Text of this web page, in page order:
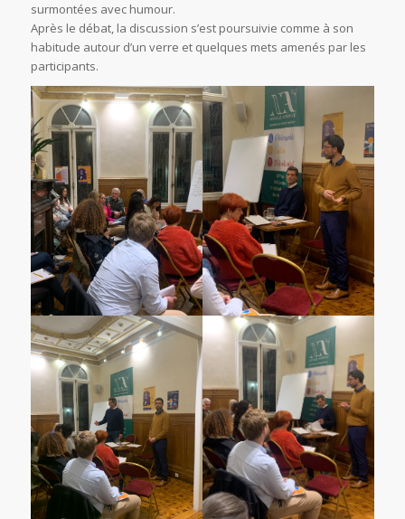
surmontées avec humour.
Après le débat, la discussion s’est poursuivie comme à son
habitude autour d’un verre et quelques mets amenés par les
participants.